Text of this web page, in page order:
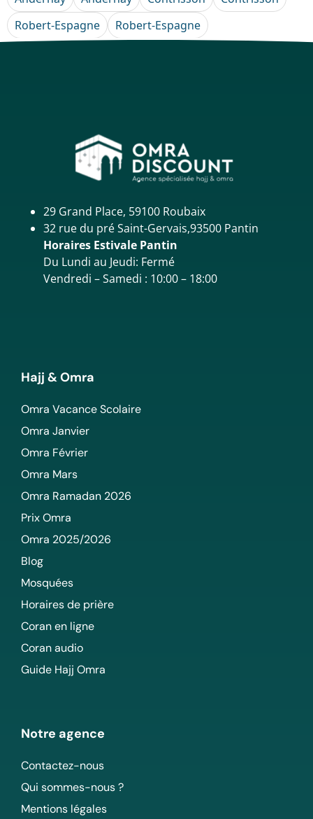
Robert-Espagne
Robert-Espagne
29 Grand Place, 59100 Roubaix
32 rue du pré Saint-Gervais,93500 Pantin
Horaires Estivale Pantin
Du Lundi au Jeudi: Fermé
Vendredi – Samedi : 10:00 – 18:00
Hajj & Omra
Omra Vacance Scolaire
Omra Janvier
Omra Février
Omra Mars
Omra Ramadan 2026
Prix Omra
Omra 2025/2026
Blog
Mosquées
Horaires de prière
Coran en ligne
Coran audio
Guide Hajj Omra
Notre agence
Contactez-nous
Qui sommes-nous ?
Mentions légales